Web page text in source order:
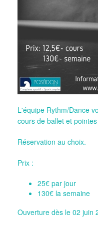
L'équipe Rythm/Dance
cours de ballet et
Réservation au choix.
Prix :
25€ par jour
130€ la semaine
Ouverture dès le 02 juin